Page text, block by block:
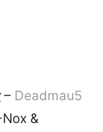
– Deadmau5
&